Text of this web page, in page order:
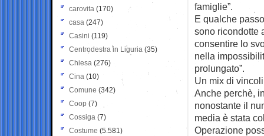
famiglie”.
E qualche
sono ricondotte
consentire lo
nella
prolungato”.
Un mix di
Anche perchè,
nonostante il
media è stata
Operazione
carovita (170)
casa (247)
Casini (119)
Centrodestra in Liguria (35)
Chiesa (276)
Cina (10)
Comune (342)
Coop (7)
Cossiga (7)
Costume (5.581)